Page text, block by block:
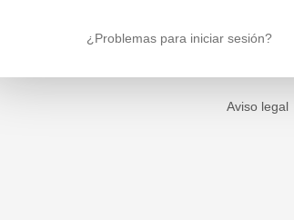
¿Problemas para iniciar sesión?
Aviso legal